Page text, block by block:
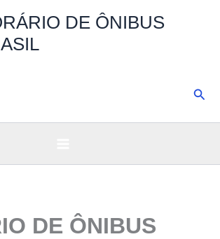
DE ÔNIBUS
DE ÔNIBUS